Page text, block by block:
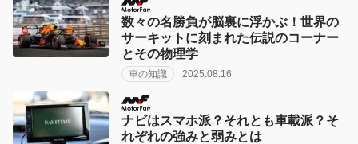
数々の名勝負が脳裏に浮かぶ！世界の
サーキットに刻まれた伝説のコーナー
とその物理学
車の知識 2025.08.16
ナビはスマホ派？それとも車載派？そ
れぞれの強みと弱みとは